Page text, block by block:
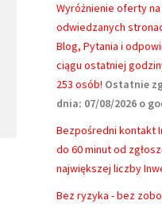
Wyróżnienie oferty na
odwiedzanych
Blog, Pytania i
ciągu ostatniej
253 osób! Ostatnie
dnia: 07/08/2026 o
Bezpośredni kontakt
do 60 minut od
największej liczby
Bez ryzyka - bez